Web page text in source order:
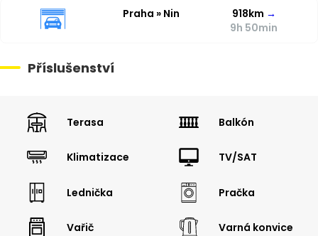
Praha » Nin 918km →
9h 50min
Příslušenství
Terasa Balkón
Klimatizace TV/SAT
Lednička Pračka
Vařič Varná konvice